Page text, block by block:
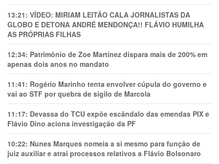
13:21: VÍDEO: MIRIAM LEITÃO CALA JORNALISTAS DA
GLOBO E DETONA ANDRÉ MENDONÇA!! FLÁVIO HUMILHA
AS PRÓPRIAS FILHAS
12:34: Patrimônio de Zoe Martínez dispara mais de 200% em
apenas dois anos no mandato
11:41: Rogério Marinho tenta envolver cúpula do governo e
vai ao STF por quebra de sigilo de Marcola
11:17: Devassa do TCU expõe escândalo das emendas PIX e
Flávio Dino aciona investigação da PF
10:22: Nunes Marques nomeia a si mesmo para função de
juiz auxiliar e atrai processos relativos a Flávio Bolsonaro